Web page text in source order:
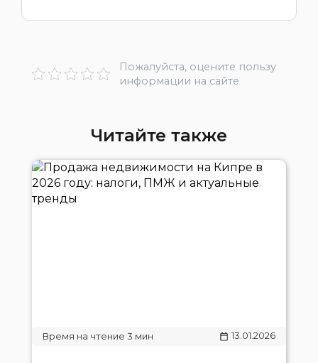
Пожалуйста, оцените пользу
информации на сайте
Читайте также
13.01.2026